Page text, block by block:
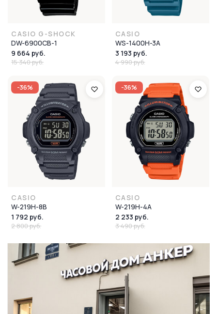
CASIO G-SHOCK
DW-6900CB-1
9 664 руб.
15 340 руб.
CASIO
WS-1400H-3A
3 193 руб.
4 990 руб.
-36%
CASIO
W-219H-8B
1 792 руб.
2 800 руб.
-36%
CASIO
W-219H-4A
2 233 руб.
3 490 руб.